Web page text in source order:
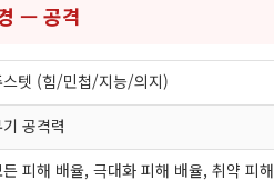
— 공격
스텟 (힘/민첩/지능/의지)
공격력
피해 배율, 극대화 피해 배율, 취약 피